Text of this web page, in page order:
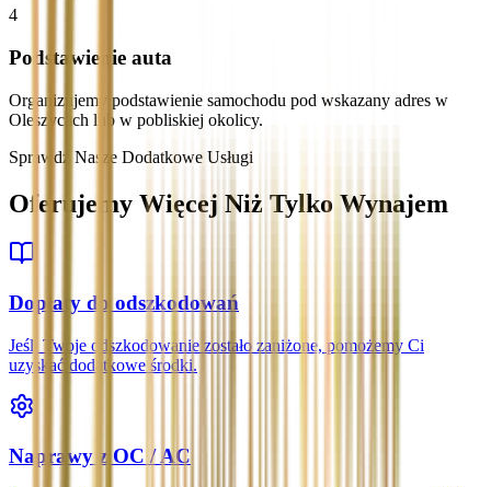
4
Podstawienie auta
Organizujemy podstawienie samochodu pod wskazany adres w
Oleszycach lub w pobliskiej okolicy.
Sprawdź Nasze Dodatkowe Usługi
Oferujemy Więcej Niż Tylko Wynajem
Dopłaty do odszkodowań
Jeśli Twoje odszkodowanie zostało zaniżone, pomożemy Ci
uzyskać dodatkowe środki.
Naprawy z OC / AC